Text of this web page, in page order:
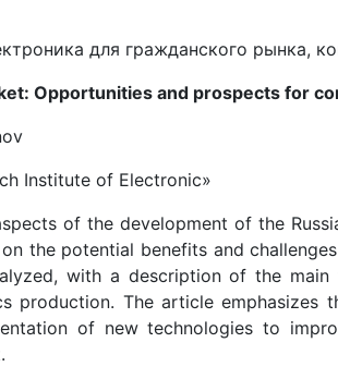
для гражданского рынка,
Opportunities and prospects for
Institute of Electronic»
of the development of the
the potential benefits and
with a description of the
production. The article emphasizes
of new technologies to